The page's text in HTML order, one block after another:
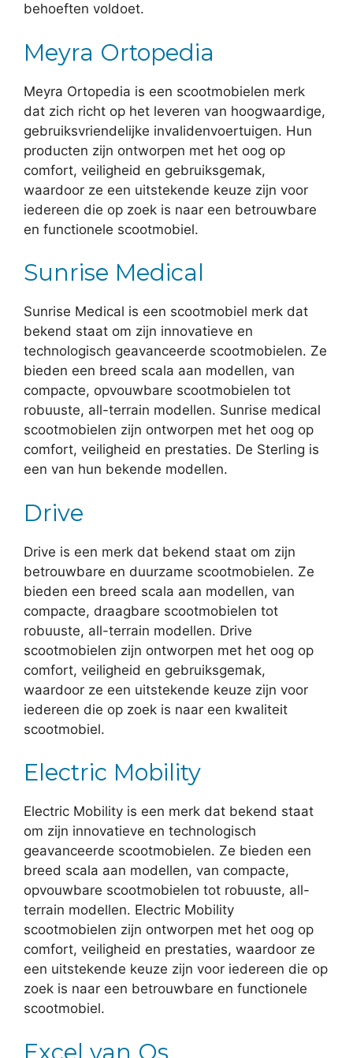
behoeften voldoet.
Meyra Ortopedia
Meyra Ortopedia is een scootmobielen merk
dat zich richt op het leveren van hoogwaardige,
gebruiksvriendelijke invalidenvoertuigen. Hun
producten zijn ontworpen met het oog op
comfort, veiligheid en gebruiksgemak,
waardoor ze een uitstekende keuze zijn voor
iedereen die op zoek is naar een betrouwbare
en functionele scootmobiel.
Sunrise Medical
Sunrise Medical is een scootmobiel merk dat
bekend staat om zijn innovatieve en
technologisch geavanceerde scootmobielen. Ze
bieden een breed scala aan modellen, van
compacte, opvouwbare scootmobielen tot
robuuste, all-terrain modellen. Sunrise medical
scootmobielen zijn ontworpen met het oog op
comfort, veiligheid en prestaties. De Sterling is
een van hun bekende modellen.
Drive
Drive is een merk dat bekend staat om zijn
betrouwbare en duurzame scootmobielen. Ze
bieden een breed scala aan modellen, van
compacte, draagbare scootmobielen tot
robuuste, all-terrain modellen. Drive
scootmobielen zijn ontworpen met het oog op
comfort, veiligheid en gebruiksgemak,
waardoor ze een uitstekende keuze zijn voor
iedereen die op zoek is naar een kwaliteit
scootmobiel.
Electric Mobility
Electric Mobility is een merk dat bekend staat
om zijn innovatieve en technologisch
geavanceerde scootmobielen. Ze bieden een
breed scala aan modellen, van compacte,
opvouwbare scootmobielen tot robuuste, all-
terrain modellen. Electric Mobility
scootmobielen zijn ontworpen met het oog op
comfort, veiligheid en prestaties, waardoor ze
een uitstekende keuze zijn voor iedereen die op
zoek is naar een betrouwbare en functionele
scootmobiel.
Excel van Os